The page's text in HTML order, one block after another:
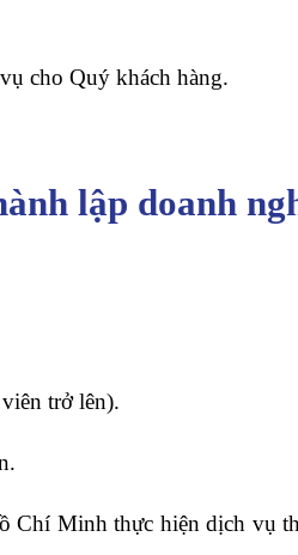
cho Quý khách hàng.
lập doanh
trở lên).
Chí Minh thực hiện dịch vụ